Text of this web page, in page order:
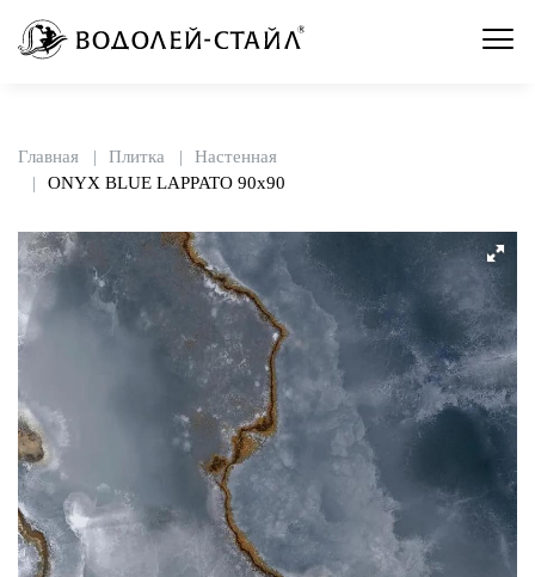
Главная Плитка
Настенная
ONYX BLUE LAPPATO 90x90